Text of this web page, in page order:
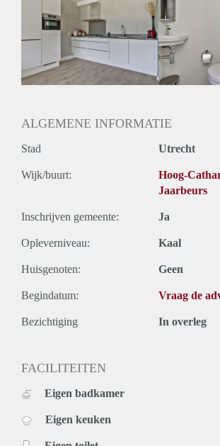
ALGEMENE INFORMATIE
Stad Utrecht
Wijk/buurt:
Hoog-
Jaarbeurs
Inschrijven gemeente: Ja
Opleverniveau: Kaal
Huisgenoten: Geen
Begindatum: Vraag de
Bezichtiging In overleg
FACILITEITEN
Eigen badkamer
Eigen keuken